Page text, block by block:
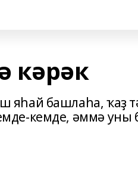
кәрәк
яһай башлаһа, ҡаҙ
кемде, әммә уны